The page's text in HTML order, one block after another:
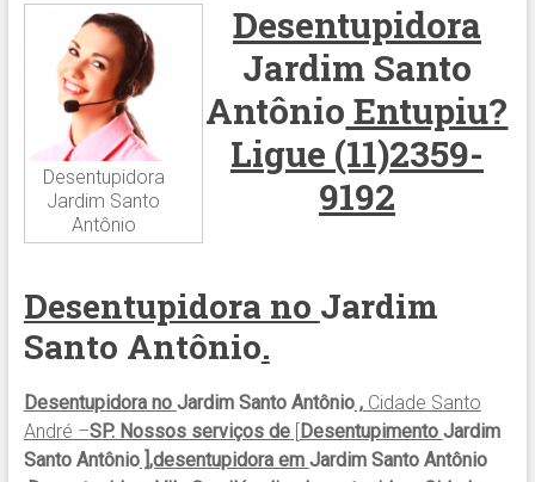
Desentupidora
Jardim Santo
Antônio
Desentupidora
Jardim Santo
Antônio Entupiu?
Ligue (11)2359-
9192
Desentupidora no Jardim
Santo Antônio.
Desentupidora no Jardim Santo Antônio, Cidade Santo
André –SP. Nossos serviços de[Desentupimento Jardim
Santo Antônio],desentupidora em Jardim Santo Antônio